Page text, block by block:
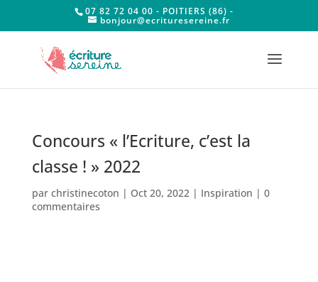
07 82 72 04 00 - POITIERS (86) -
bonjour@ecrituresereine.fr
Concours « l’Ecriture, c’est la
classe ! » 2022
par christinecoton | Oct 20, 2022| Inspiration | 0
commentaires